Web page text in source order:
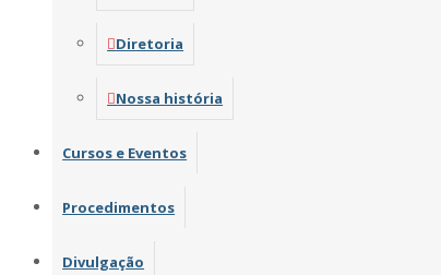
Diretoria
Nossa história
Cursos e Eventos
Procedimentos
Divulgação